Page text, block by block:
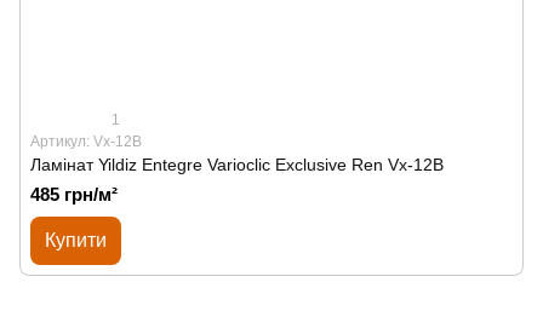
1
Артикул: Vx-12B
Ламінат Yildiz Entegre Varioclic Exclusive Ren Vx-12B
485 грн/м²
Купити